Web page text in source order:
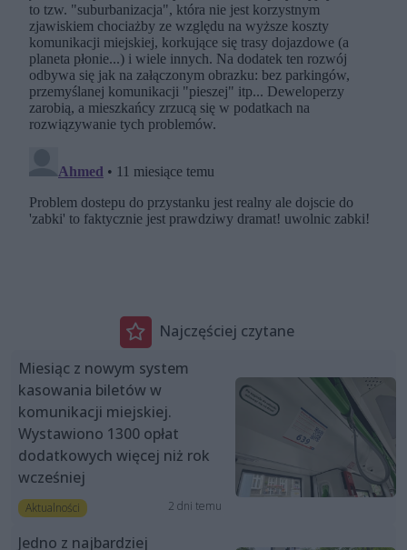
Najczęściej czytane
Miesiąc z nowym system
kasowania biletów w
komunikacji miejskiej.
Wystawiono 1300 opłat
dodatkowych więcej niż rok
wcześniej
Aktualności 2 dni temu
Jedno z najbardziej